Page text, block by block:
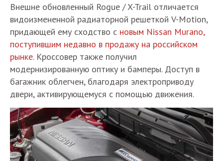
Внешне обновленный Rogue / X-Trail отличается
видоизмененной радиаторной решеткой V-Motion,
придающей ему сходство с новым Nissan Murano,
поступившим недавно в продажу на российском
рынке. Кроссовер также получил
модернизированную оптику и бамперы. Доступ в
багажник облегчен, благодаря электроприводу
двери, активирующемуся с помощью движения.